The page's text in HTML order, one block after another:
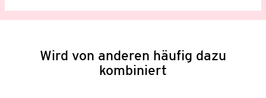
Wird von anderen häufig dazu
kombiniert